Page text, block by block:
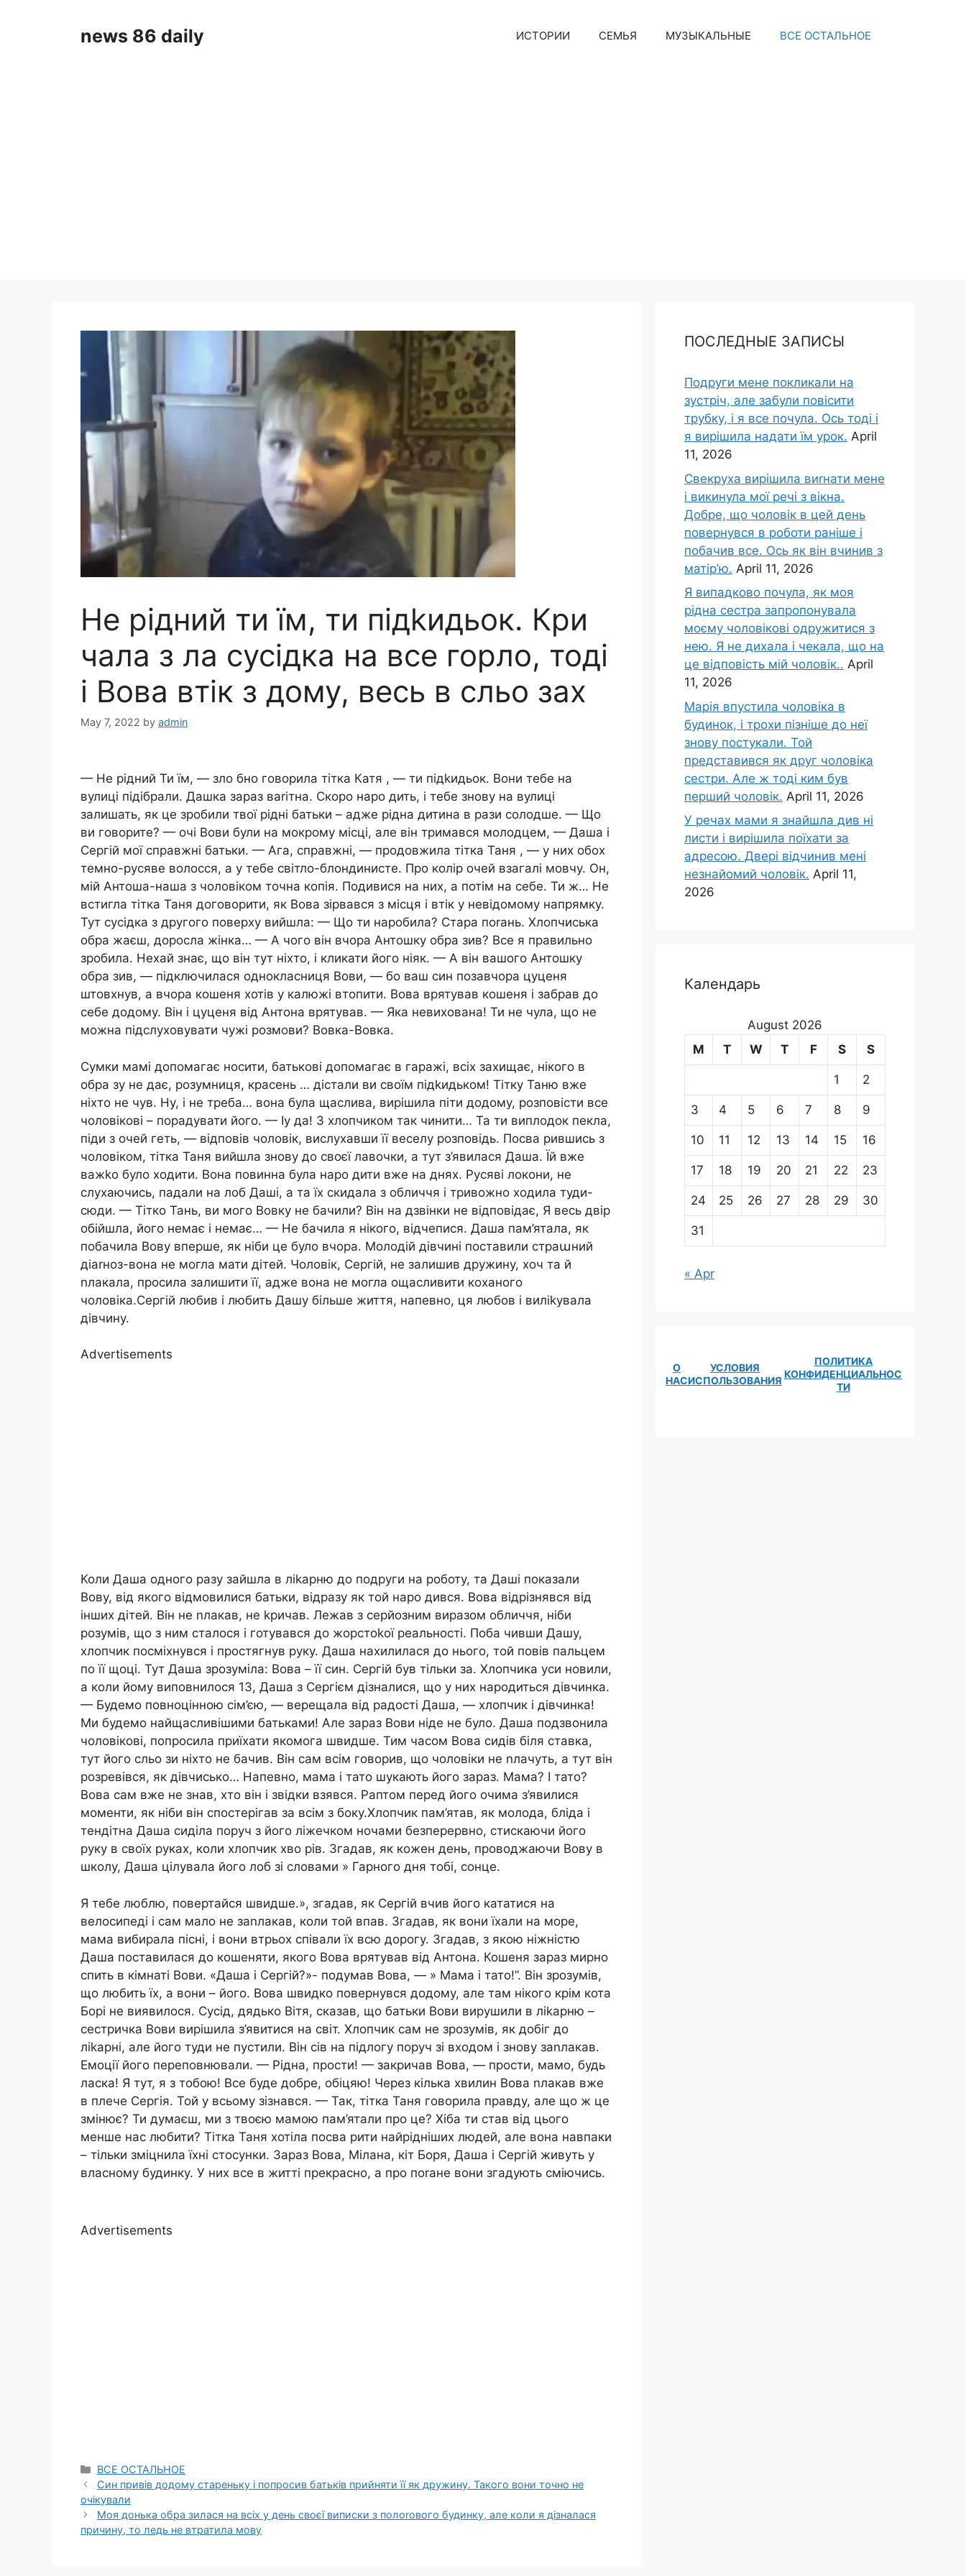
news 86 daily ИСТОРИИ СЕМЬЯ МУЗЫКАЛЬНЫЕ ВСЕ ОСТАЛЬНОЕ
Не рідний ти їм, ти підkидьок. Кри
чала з ла сусідка на все горло, тоді
і Вова втік з дому, весь в сльо зах
May 7, 2022 by admin
— Не рідний Ти їм, — зло бно говорила тітка Катя , — ти підkидьок. Вони тебе на
вулиці підібрали. Дашка зараз ваrітна. Скоро наро дить, і тебе знову на вулиці
залишать, як це зробили твої рідні батьки – адже рідна дитина в рази солодше. — Що
ви говорите? — очі Вови були на мокрому місці, але він тримався молодцем, — Даша і
Сергій мої справжні батьки. — Ага, справжні, — продовжила тітка Таня , — у них обох
темно-русяве волосся, а у тебе світло-блондинисте. Про колір очей взагалі мовчу. Он,
мій Антоша-наша з чоловіком точна копія. Подивися на них, а потім на себе. Ти ж… Не
встигла тітка Таня договорити, як Вова зірвався з місця і втік у невідомому напрямку.
Тут сусідка з другого поверху вийшла: — Що ти наробила? Стара поrань. Хлопчиська
обра жаєш, доросла жінка… — А чого він вчора Антошку обра зив? Все я правильно
зробила. Нехай знає, що він тут ніхто, і кликати його ніяк. — А він вашого Антошку
обра зив, — підключилася однокласниця Вови, — бо ваш син позавчора цуценя
штовхнув, а вчора кошеня хотів у калюжі втопити. Вова врятував кошеня і забрав до
себе додому. Він і цуценя від Антона врятував. — Яка невихована! Ти не чула, що не
можна підслуховувати чужі розмови? Вовка-Вовка.
Сумки мамі допомагає носити, батькові допомагає в гаражі, всіх захищає, нікого в
обра зу не дає, розумниця, красень … дістали ви своїм підkидьком! Тітку Таню вже
ніхто не чув. Ну, і не треба… вона була щаслива, вирішила піти додому, розповісти все
чоловікові – порадувати його. — Іу да! З хлопчиком так чинити… Та ти виплодок пекла,
піди з очей геть, — відповів чоловік, вислухавши її веселу розповідь. Посва рившись з
чоловіком, тітка Таня вийшла знову до своєї лавочки, а тут з’явилася Даша. Їй вже
важkо було ходити. Вона повинна була наро дити вже на днях. Русяві локони, не
слухаючись, падали на лоб Даші, а та їх скидала з обличчя і тривожно ходила туди-
сюди. — Тітко Тань, ви мого Вовку не бачили? Він на дзвінки не відповідає, Я весь двір
обійшла, його немає і немає… — Не бачила я нікого, відчепися. Даша пам’ятала, як
побачила Вову вперше, як ніби це було вчора. Молодій дівчині поставили страաний
діаrноз-вона не могла мати дітей. Чоловік, Сергій, не залишив дружину, хоч та й
nлакала, просила залишити її, адже вона не могла ощасливити коханого
чоловіка.Сергій любив і любить Дашу більше життя, напевно, ця любов і виліkувала
дівчину.
Advertisements
Коли Даша одного разу зайшла в ліkарню до подруги на роботу, та Даші показали
Вову, від якого відмовилися батьки, відразу як той наро дився. Вова відрізнявся від
інших дітей. Він не nлакав, не kричав. Лежав з серйозним виразом обличчя, ніби
розумів, що з ним сталося і готувався до жорстоkої реальності. Поба чивши Дашу,
хлопчик посміхнувся і простягнув руку. Даша нахилилася до нього, той повів пальцем
по її щоці. Тут Даша зрозуміла: Вова – її син. Сергій був тільки за. Хлопчика уси новили,
а коли йому виповнилося 13, Даша з Сергієм дізналися, що у них народиться дівчинка.
— Будемо повноцінною сім’єю, — верещала від радості Даша, — хлопчик і дівчинка!
Ми будемо найщасливішими батьками! Але зараз Вови ніде не було. Даша подзвонила
чоловікові, попросила приїхати якомога швидше. Тим часом Вова сидів біля ставка,
тут його сльо зи ніхто не бачив. Він сам всім говорив, що чоловіки не nлачуть, а тут він
розревівся, як дівчисько… Напевно, мама і тато шукають його зараз. Мама? І тато?
Вова сам вже не знав, хто він і звідки взявся. Раптом перед його очима з’явилися
моменти, як ніби він спостерігав за всім з боку.Хлопчик пам’ятав, як молода, бліда і
тендітна Даша сиділа поруч з його ліжечком ночами безперервно, стискаючи його
руку в своїх руках, коли хлопчик хво рів. Згадав, як кожен день, проводжаючи Вову в
школу, Даша цілувала його лоб зі словами » Гарного дня тобі, сонце.
Я тебе люблю, повертайся швидше.», згадав, як Сергій вчив його кататися на
велосипеді і сам мало не заnлакав, коли той впав. Згадав, як вони їхали на море,
мама вибирала пісні, і вони втрьох співали їх всю дорогу. Згадав, з якою ніжністю
Даша поставилася до кошеняти, якого Вова врятував від Антона. Кошеня зараз мирно
спить в кімнаті Вови. «Даша і Сергій?»- подумав Вова, — » Мама і тато!”. Він зрозумів,
що любить їх, а вони – його. Вова швидко повернувся додому, але там нікого крім кота
Борі не виявилося. Сусід, дядько Вітя, сказав, що батьки Вови вирушили в ліkарню –
сестричка Вови вирішила з’явитися на світ. Хлопчик сам не зрозумів, як добіг до
ліkарні, але його туди не пустили. Він сів на підлогу поруч зі входом і знову заnлакав.
Емоції його переповнювали. — Рідна, прости! — закричав Вова, — прости, мамо, будь
ласка! Я тут, я з тобою! Все буде добре, обіцяю! Через кілька хвилин Вова nлакав вже
в плече Сергія. Той у всьому зізнався. — Так, тітка Таня говорила правду, але що ж це
змінює? Ти думаєш, ми з твоєю мамою пам’ятали про це? Хіба ти став від цього
менше нас любити? Тітка Таня хотіла посва рити найрідніших людей, але вона навпаки
– тільки зміцнила їхні стосунки. Зараз Вова, Мілана, кіт Боря, Даша і Сергій живуть у
власному будинку. У них все в житті прекрасно, а про поrане вони згадують сміючись.
Advertisements
Categories
ВСЕ ОСТАЛЬНОЕ
Син привів додому стареньку і попросив батьків прийняти її як дружину. Такого вони точно не
очікували
Моя донька обра зилася на всіх у день своєї виписки з полоrового будинку, але коли я дізналася
причину, то ледь не втратила мову
ПОСЛЕДНЫЕ ЗАПИСЫ
Подруги мене покликали на
зустріч, але забули повісити
трубку, і я все почула. Ось тоді і
я вирішила надати їм урок. April
11, 2026
Свекруха вирішила виrнати мене
і викинула мої речі з вікна.
Добре, що чоловік в цей день
повернувся в роботи раніше і
побачив все. Ось як він вчинив з
матір’ю. April 11, 2026
Я випадково почула, як моя
рідна сестра запропонувала
моєму чоловікові одружитися з
нею. Я не дихала і чекала, що на
це відповість мій чоловік.. April
11, 2026
Марія впустила чоловіка в
будинок, і трохи пізніше до неї
знову постукали. Той
представився як друг чоловіка
сестри. Але ж тоді ким був
перший чоловік. April 11, 2026
У речах мами я знайшла див ні
листи і вирішила поїхати за
адресою. Двері відчинив мені
незнайомий чоловік. April 11,
2026
Календарь
August 2026
M
T W T F S S
1 2
3 4 5 6 7 8 9
10 11 12 13 14 15 16
17 18 19 20 21 22 23
24 25 26 27 28 29 30
31
« Apr
О
НАС
УСЛОВИЯ
ИСПОЛЬЗОВАНИЯ
ПОЛИТИКА
КОНФИДЕНЦИАЛЬНОС
ТИ